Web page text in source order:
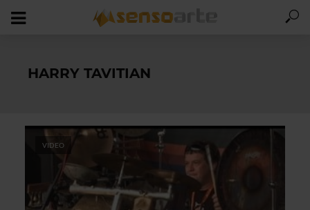
HARRY TAVITIAN
VIDEO